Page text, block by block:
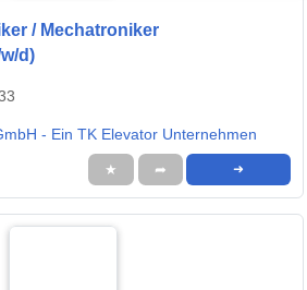
/ Mechatroniker
d)
- Ein TK Elevator Unternehmen
★ ➦ ➜